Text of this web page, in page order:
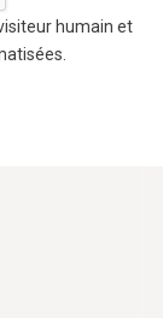
humain et